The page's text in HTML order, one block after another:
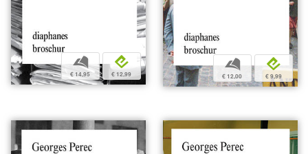
b
€ 14,95
e
€ 12,99
b
€ 12,00
e
€ 9,99